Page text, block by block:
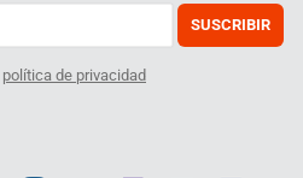
SUSCRIBIR
política de privacidad